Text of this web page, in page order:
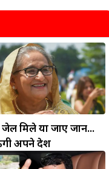
मिले या जाए जान...
अपने देश